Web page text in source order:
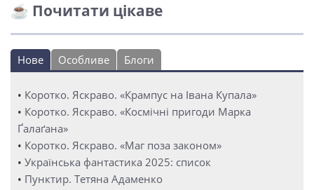
☕ Почитати цікаве
Нове Особливе Блоги
• Коротко. Яскраво. «Крампус на Івана Купала»
• Коротко. Яскраво. «Космічні пригоди Марка
Ґалаґана»
• Коротко. Яскраво. «Маг поза законом»
• Українська фантастика 2025: список
• Пунктир. Тетяна Адаменко